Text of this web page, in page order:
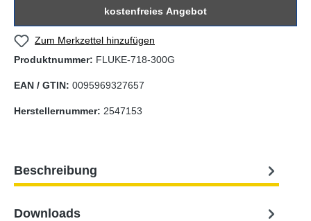
kostenfreies Angebot
Zum Merkzettel hinzufügen
Produktnummer: FLUKE-718-300G
EAN / GTIN: 0095969327657
Herstellernummer: 2547153
Beschreibung
Downloads